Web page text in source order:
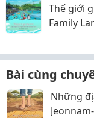
Thế giới
Family
Bài cùng
Những